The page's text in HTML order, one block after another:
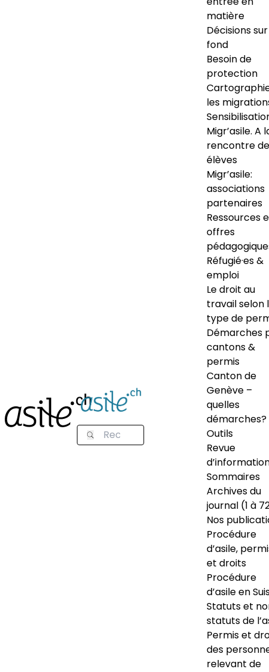
matière
Décisions
fond
Besoin de
protection
les
Migr’asile. A
rencontre
élèves
Migr’asile:
associations
partenaires
Ressources
offres
Réfugié·es &
emploi
Le droit au
travail selon
type de
Démarches
cantons &
permis
Canton de
Genève –
quelles
démarches?
Outils
Revue
Sommaires
Archives du
journal (1 à
Nos
Procédure
d’asile,
et droits
Procédure
d’asile en
Statuts et
statuts de
Permis et
des
relevant de